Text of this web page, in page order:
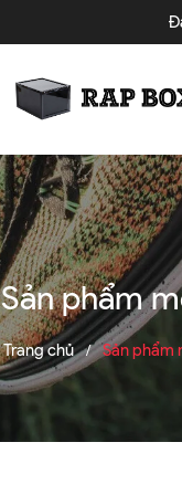
Sản phẩm
Trang chủ / Sản phẩm